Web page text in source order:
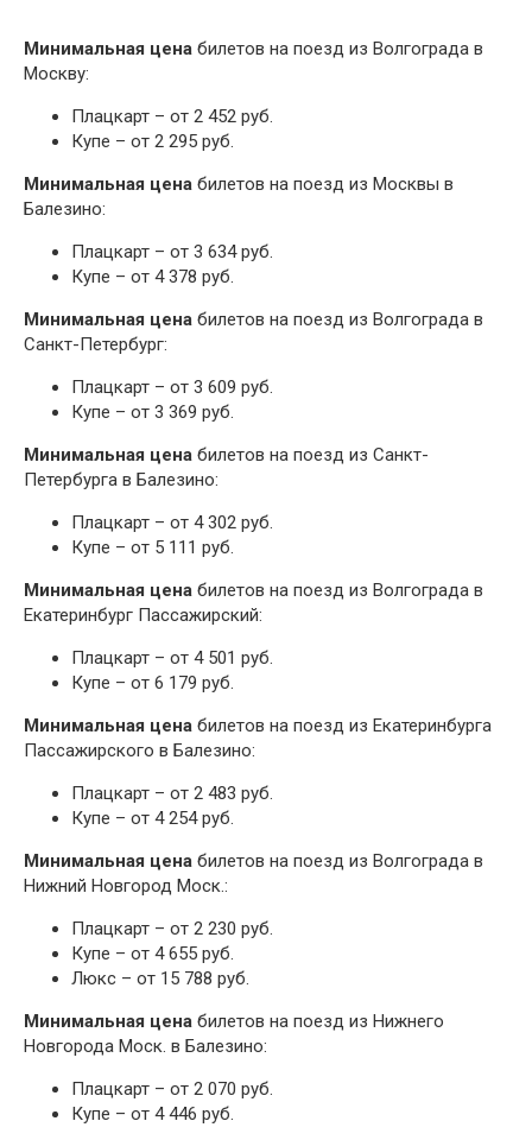
Минимальная цена билетов на поезд из Волгограда в
Москву:
Плацкарт – от 2 452 руб.
Купе – от 2 295 руб.
Минимальная цена билетов на поезд из Москвы в
Балезино:
Плацкарт – от 3 634 руб.
Купе – от 4 378 руб.
Минимальная цена билетов на поезд из Волгограда в
Санкт-Петербург:
Плацкарт – от 3 609 руб.
Купе – от 3 369 руб.
Минимальная цена билетов на поезд из Санкт-
Петербурга в Балезино:
Плацкарт – от 4 302 руб.
Купе – от 5 111 руб.
Минимальная цена билетов на поезд из Волгограда в
Екатеринбург Пассажирский:
Плацкарт – от 4 501 руб.
Купе – от 6 179 руб.
Минимальная цена билетов на поезд из Екатеринбурга
Пассажирского в Балезино:
Плацкарт – от 2 483 руб.
Купе – от 4 254 руб.
Минимальная цена билетов на поезд из Волгограда в
Нижний Новгород Моск.:
Плацкарт – от 2 230 руб.
Купе – от 4 655 руб.
Люкс – от 15 788 руб.
Минимальная цена билетов на поезд из Нижнего
Новгорода Моск. в Балезино:
Плацкарт – от 2 070 руб.
Купе – от 4 446 руб.